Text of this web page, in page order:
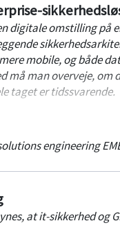
digitale omstilling
mobile, og både
må man overveje,
taget er tidssvarende.
om
engineering
at it-sikkerhed og